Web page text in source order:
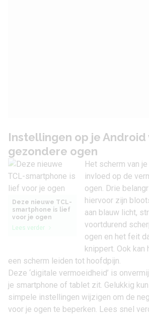
Instellingen op je Android
gezondere ogen
Deze nieuwe TCL-
smartphone is lief
voor je ogen
Lees verder
Het scherm van
invloed op de
ogen. Drie
hiervoor zijn
aan blauw licht,
voortdurend
ogen en het feit
knippert. Ook kan
een scherm leiden tot hoofdpijn.
Deze ‘digitale vermoeidheid’ is
je smartphone of tablet zit. Gelukkig
simpele instellingen wijzigen om de
voor je ogen te beperken. Lees snel